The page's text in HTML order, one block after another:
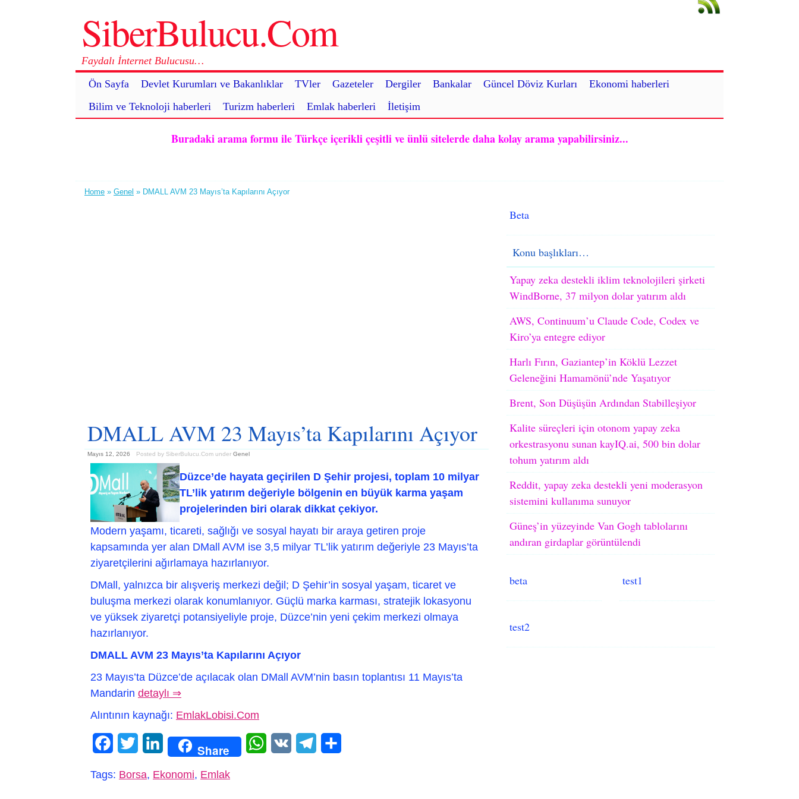
SiberBulucu.Com
Faydalı İnternet Bulucusu…
Ön Sayfa
Devlet Kurumları ve Bakanlıklar TVler Gazeteler Dergiler Bankalar Güncel Döviz Kurları
Ekonomi haberleri
Bilim ve Teknoloji haberleri
Turizm haberleri Emlak haberleri İletişim
Buradaki arama formu ile Türkçe içerikli çeşitli ve ünlü sitelerde daha kolay arama yapabilirsiniz...
Home » Genel » DMALL AVM 23 Mayıs’ta Kapılarını Açıyor
DMALL AVM 23 Mayıs’ta Kapılarını Açıyor
Mayıs 12, 2026 Posted by SiberBulucu.Com under Genel
Düzce’de hayata geçirilen D Şehir projesi, toplam 10 milyar
TL’lik yatırım değeriyle bölgenin en büyük karma yaşam
projelerinden biri olarak dikkat çekiyor.
Modern yaşamı, ticareti, sağlığı ve sosyal hayatı bir araya getiren proje
kapsamında yer alan DMall AVM ise 3,5 milyar TL’lik yatırım değeriyle 23 Mayıs’ta
ziyaretçilerini ağırlamaya hazırlanıyor.
DMall, yalnızca bir alışveriş merkezi değil; D Şehir’in sosyal yaşam, ticaret ve
buluşma merkezi olarak konumlanıyor. Güçlü marka karması, stratejik lokasyonu
ve yüksek ziyaretçi potansiyeliyle proje, Düzce’nin yeni çekim merkezi olmaya
hazırlanıyor.
DMALL AVM 23 Mayıs’ta Kapılarını Açıyor
23 Mayıs’ta Düzce’de açılacak olan DMall AVM’nin basın toplantısı 11 Mayıs’ta
Mandarin detaylı ⇒
Alıntının kaynağı: EmlakLobisi.Com
Facebook
Twitter LinkedIn Share WhatsApp
VK Telegram
Tags: Borsa, Ekonomi, Emlak
Beta
Konu başlıkları…
Yapay zeka destekli iklim teknolojileri şirketi
WindBorne, 37 milyon dolar yatırım aldı
AWS, Continuum’u Claude Code, Codex ve
Kiro’ya entegre ediyor
Harlı Fırın, Gaziantep’in Köklü Lezzet
Geleneğini Hamamönü’nde Yaşatıyor
Brent, Son Düşüşün Ardından Stabilleşiyor
Kalite süreçleri için otonom yapay zeka
orkestrasyonu sunan kayIQ.ai, 500 bin dolar
tohum yatırım aldı
Reddit, yapay zeka destekli yeni moderasyon
sistemini kullanıma sunuyor
Güneş’in yüzeyinde Van Gogh tablolarını
andıran girdaplar görüntülendi
beta test1
test2